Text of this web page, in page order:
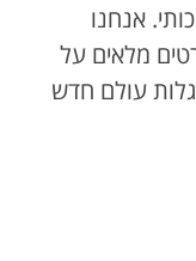
אנחנו
מלאים על
עולם חדש